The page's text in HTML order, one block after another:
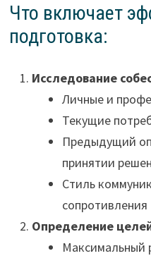
Что включает
подготовка:
Исследование
Личные и
Текущие
Предыдущий
принятии
Стиль
сопротивления
Определение
Максимальный